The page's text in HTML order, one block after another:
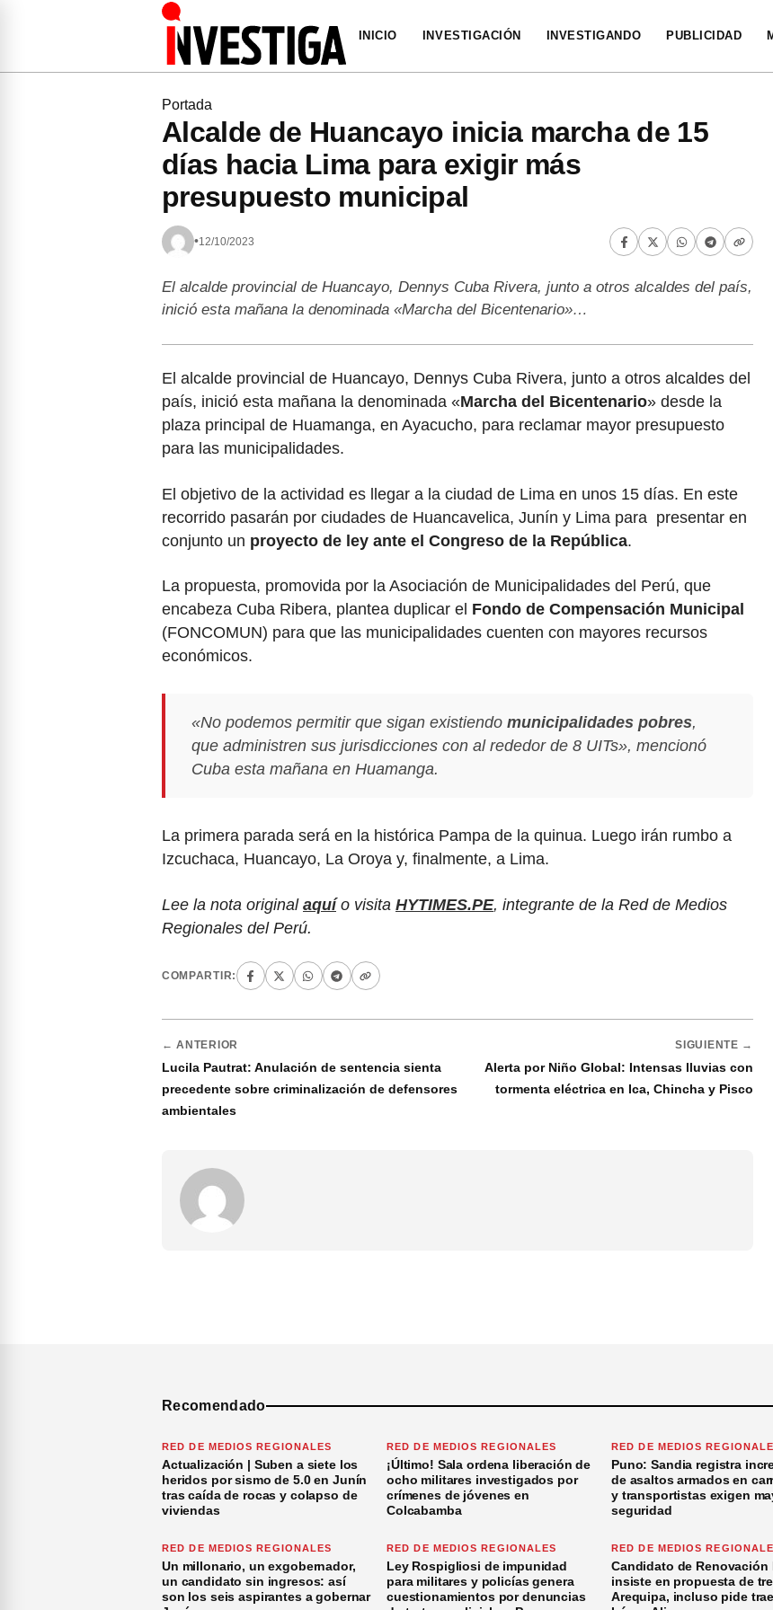
INICIO INVESTIGACIÓN INVESTIGANDO PUBLICIDAD
Portada
Alcalde de Huancayo inicia marcha de 15
días hacia Lima para exigir más
presupuesto municipal
•12/10/2023
El alcalde provincial de Huancayo, Dennys Cuba Rivera, junto a otros alcaldes del país,
inició esta mañana la denominada «Marcha del Bicentenario»…
El alcalde provincial de Huancayo, Dennys Cuba Rivera, junto a otros alcaldes del
país, inició esta mañana la denominada «Marcha del Bicentenario» desde la
plaza principal de Huamanga, en Ayacucho, para reclamar mayor presupuesto
para las municipalidades.
El objetivo de la actividad es llegar a la ciudad de Lima en unos 15 días. En este
recorrido pasarán por ciudades de Huancavelica, Junín y Lima para presentar en
conjunto un proyecto de ley ante el Congreso de la República.
La propuesta, promovida por la Asociación de Municipalidades del Perú, que
encabeza Cuba Ribera, plantea duplicar el Fondo de Compensación Municipal
(FONCOMUN) para que las municipalidades cuenten con mayores recursos
económicos.
«No podemos permitir que sigan existiendo municipalidades pobres,
que administren sus jurisdicciones con al rededor de 8 UITs», mencionó
Cuba esta mañana en Huamanga.
La primera parada será en la histórica Pampa de la quinua. Luego irán rumbo a
Izcuchaca, Huancayo, La Oroya y, finalmente, a Lima.
Lee la nota original aquío visita HYTIMES.PE, integrante de la Red de Medios
Regionales del Perú.
COMPARTIR:
← ANTERIOR
Lucila Pautrat: Anulación de sentencia sienta
precedente sobre criminalización de defensores
ambientales
SIGUIENTE →
Alerta por Niño Global: Intensas lluvias con
tormenta eléctrica en Ica, Chincha y Pisco
Recomendado
RED DE MEDIOS REGIONALES
Actualización | Suben a siete los
heridos por sismo de 5.0 en Junín
tras caída de rocas y colapso de
viviendas
RED DE MEDIOS REGIONALES
¡Último! Sala ordena liberación de
ocho militares investigados por
crímenes de jóvenes en
Colcabamba
RED DE MEDIOS
Puno: Sandia registra
de asaltos armados en
y transportistas exigen
seguridad
RED DE MEDIOS REGIONALES
Un millonario, un exgobernador,
un candidato sin ingresos: así
son los seis aspirantes a gobernar
RED DE MEDIOS REGIONALES
Ley Rospigliosi de impunidad
para militares y policías genera
cuestionamientos por denuncias
RED DE MEDIOS
Candidato de Renovación
insiste en propuesta de
Arequipa, incluso pide